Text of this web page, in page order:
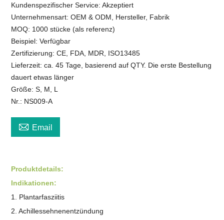
Kundenspezifischer Service: Akzeptiert
Unternehmensart: OEM & ODM, Hersteller, Fabrik
MOQ: 1000 stücke (als referenz)
Beispiel: Verfügbar
Zertifizierung: CE, FDA, MDR, ISO13485
Lieferzeit: ca. 45 Tage, basierend auf QTY. Die erste Bestellung
dauert etwas länger
Größe: S, M, L
Nr.: NS009-A
 Email
Produktdetails:
Indikationen:
1. Plantarfasziitis
2. Achillessehnenentzündung